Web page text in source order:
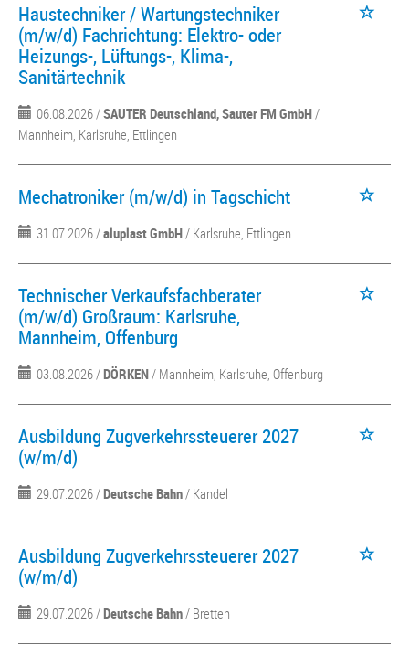
Haustechniker / Wartungstechniker
(m/w/d) Fachrichtung: Elektro- oder
Heizungs-, Lüftungs-, Klima-,
Sanitärtechnik
06.08.2026 /SAUTER Deutschland, Sauter FM GmbH/
Mannheim, Karlsruhe, Ettlingen
Mechatroniker (m/w/d) in Tagschicht
31.07.2026 /aluplast GmbH/ Karlsruhe, Ettlingen
Technischer Verkaufsfachberater
(m/w/d) Großraum: Karlsruhe,
Mannheim, Offenburg
03.08.2026 /DÖRKEN/ Mannheim, Karlsruhe, Offenburg
Ausbildung Zugverkehrssteuerer 2027
(w/m/d)
29.07.2026 /Deutsche Bahn/ Kandel
Ausbildung Zugverkehrssteuerer 2027
(w/m/d)
29.07.2026 /Deutsche Bahn/ Bretten